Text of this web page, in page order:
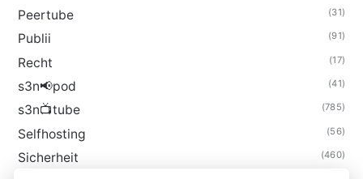
Peertube (31)
Publii (91)
Recht (17)
s3n📢pod (41)
s3n📺tube (785)
Selfhosting (56)
Sicherheit (460)